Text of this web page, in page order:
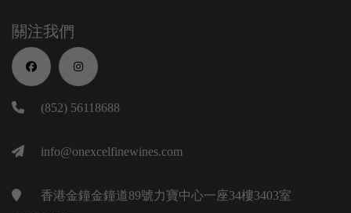
關注我們
(852) 56118688
info@onexcelfinewines.com
香港金鐘金鐘道89號力寶中心一座34樓3403室